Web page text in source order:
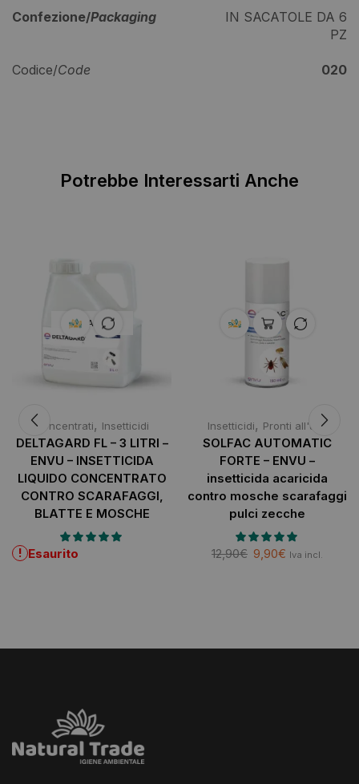
Confezione/Packaging
IN SACATOLE DA 6
PZ
Codice/Code 020
Potrebbe Interessarti Anche
ESAURITO
Concentrati, Insetticidi
DELTAGARD FL – 3 LITRI –
ENVU – INSETTICIDA
LIQUIDO CONCENTRATO
CONTRO SCARAFAGGI,
BLATTE E MOSCHE
! Esaurito
Insetticidi, Pronti all'uso
SOLFAC AUTOMATIC
FORTE – ENVU –
insetticida acaricida
contro mosche scarafaggi
pulci zecche
12,90€ 9,90€ Iva incl.